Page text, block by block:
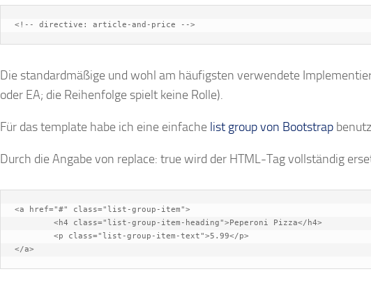
<!-- directive: article-and-price -->
Die standardmäßige und wohl am häufigsten verwendete
oder EA; die Reihenfolge spielt keine Rolle).
Für das template habe ich eine einfache list group von Bootstrap
Durch die Angabe von replace: true wird der HTML-Tag vollständig
<a href="#" class="list-group-item">
</a>